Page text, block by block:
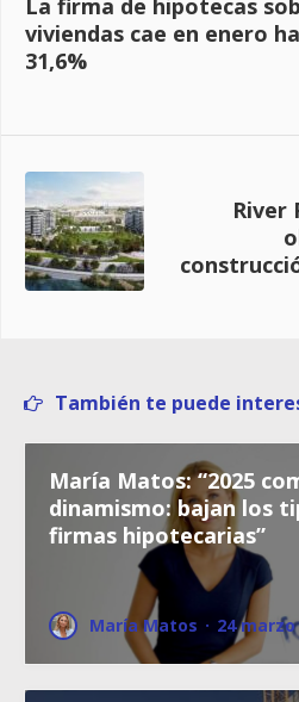
La firma de hipotecas
viviendas cae en enero
31,6%
River
También te puede
María Matos: “2025
dinamismo: bajan los
firmas hipotecarias”
María Matos · 24 marzo